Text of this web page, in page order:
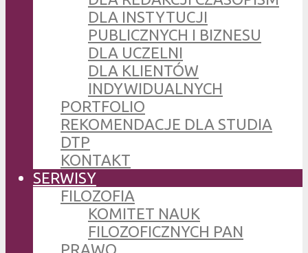
DLA INSTYTUCJI
PUBLICZNYCH I BIZNESU
DLA UCZELNI
DLA KLIENTÓW
INDYWIDUALNYCH
PORTFOLIO
REKOMENDACJE DLA STUDIA
DTP
KONTAKT
SERWISY
FILOZOFIA
KOMITET NAUK
FILOZOFICZNYCH PAN
PRAWO